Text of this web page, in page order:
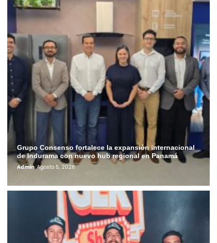
Grupo Consenso fortalece la expansión internacional
de Indurama con nuevo hub regional en Panamá
Admin Agosto 5, 2026